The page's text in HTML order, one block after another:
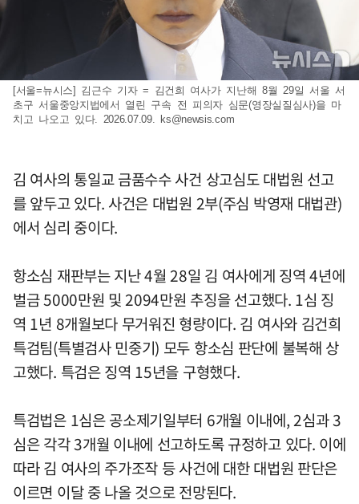
[서울=뉴시스] 김근수 기자 = 김건희 여사가 지난해 8월 29일 서울 서
초구 서울중앙지법에서 열린 구속 전 피의자 심문(영장실질심사)을 마
치고 나오고 있다. 2026.07.09.
ks@newsis.com
김 여사의 통일교 금품수수 사건 상고심도 대법원 선고
를 앞두고 있다. 사건은 대법원 2부(주심 박영재 대법관)
에서 심리 중이다.
항소심 재판부는 지난 4월 28일 김 여사에게 징역 4년에
벌금 5000만원 및 2094만원 추징을 선고했다. 1심 징
역 1년 8개월보다 무거워진 형량이다. 김 여사와 김건희
특검팀(특별검사 민중기) 모두 항소심 판단에 불복해 상
고했다. 특검은 징역 15년을 구형했다.
특검법은 1심은 공소제기일부터 6개월 이내에, 2심과 3
심은 각각 3개월 이내에 선고하도록 규정하고 있다. 이에
따라 김 여사의 주가조작 등 사건에 대한 대법원 판단은
이르면 이달 중 나올 것으로 전망된다.